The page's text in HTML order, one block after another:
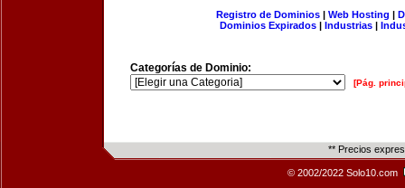
Registro de Dominios| Web Hosting |
Dominios Expirados | Industrias |
Categorías de Dominio:
[Pág.
** Precios
© 2002/2022 Solo10.com